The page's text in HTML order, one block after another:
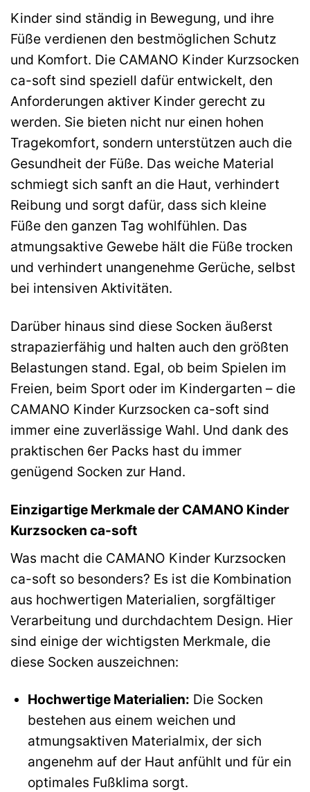
Kinder sind ständig in Bewegung, und ihre
Füße verdienen den bestmöglichen Schutz
und Komfort. Die CAMANO Kinder Kurzsocken
ca-soft sind speziell dafür entwickelt, den
Anforderungen aktiver Kinder gerecht zu
werden. Sie bieten nicht nur einen hohen
Tragekomfort, sondern unterstützen auch die
Gesundheit der Füße. Das weiche Material
schmiegt sich sanft an die Haut, verhindert
Reibung und sorgt dafür, dass sich kleine
Füße den ganzen Tag wohlfühlen. Das
atmungsaktive Gewebe hält die Füße trocken
und verhindert unangenehme Gerüche, selbst
bei intensiven Aktivitäten.
Darüber hinaus sind diese Socken äußerst
strapazierfähig und halten auch den größten
Belastungen stand. Egal, ob beim Spielen im
Freien, beim Sport oder im Kindergarten – die
CAMANO Kinder Kurzsocken ca-soft sind
immer eine zuverlässige Wahl. Und dank des
praktischen 6er Packs hast du immer
genügend Socken zur Hand.
Einzigartige Merkmale der CAMANO Kinder
Kurzsocken ca-soft
Was macht die CAMANO Kinder Kurzsocken
ca-soft so besonders? Es ist die Kombination
aus hochwertigen Materialien, sorgfältiger
Verarbeitung und durchdachtem Design. Hier
sind einige der wichtigsten Merkmale, die
diese Socken auszeichnen:
Hochwertige Materialien: Die Socken
bestehen aus einem weichen und
atmungsaktiven Materialmix, der sich
angenehm auf der Haut anfühlt und für ein
optimales Fußklima sorgt.